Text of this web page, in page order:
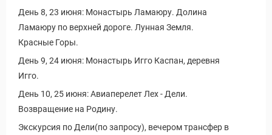
Новости и Отчеты
День 8, 23 июня: Монастырь Ламаюру. Долина
Ламаюру по верхней дороге. Лунная Земля.
Красные Горы.
День 9, 24 июня: Монастырь Игго Каспан, деревня
Игго.
День 10, 25 июня: Авиаперелет Лех - Дели.
Возвращение на Родину.
Экскурсия по Дели(по запросу), вечером трансфер в